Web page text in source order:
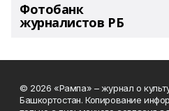
Фотобанк
журналистов РБ
© 2026 «Рампа» – журнал о
Башкортостан. Копирование